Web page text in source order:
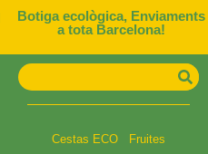
Botiga ecològica, Enviaments
a tota Barcelona!
Cestas ECO Fruites